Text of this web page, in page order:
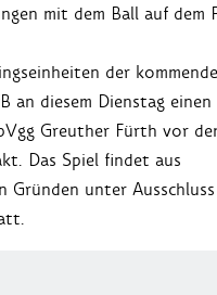
mit dem Ball auf dem
der
an diesem Dienstag
Greuther Fürth vor
Das Spiel findet aus
Gründen unter